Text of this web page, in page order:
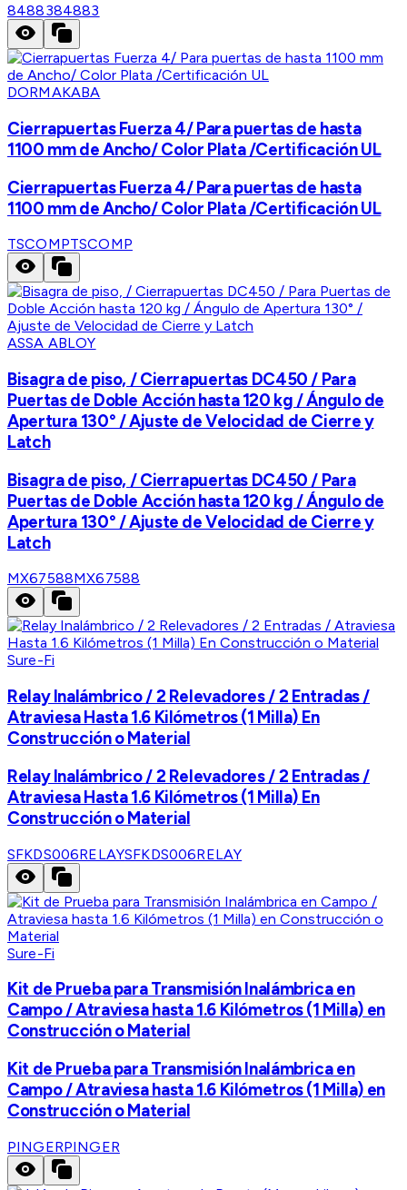
8488384883
DORMAKABA
Cierrapuertas Fuerza 4/ Para puertas de hasta
1100 mm de Ancho/ Color Plata /Certificación UL
Cierrapuertas Fuerza 4/ Para puertas de hasta
1100 mm de Ancho/ Color Plata /Certificación UL
TSCOMPTSCOMP
ASSA ABLOY
Bisagra de piso, / Cierrapuertas DC450 / Para
Puertas de Doble Acción hasta 120 kg / Ángulo de
Apertura 130° / Ajuste de Velocidad de Cierre y
Latch
Bisagra de piso, / Cierrapuertas DC450 / Para
Puertas de Doble Acción hasta 120 kg / Ángulo de
Apertura 130° / Ajuste de Velocidad de Cierre y
Latch
MX67588MX67588
Sure-Fi
Relay Inalámbrico / 2 Relevadores / 2 Entradas /
Atraviesa Hasta 1.6 Kilómetros (1 Milla) En
Construcción o Material
Relay Inalámbrico / 2 Relevadores / 2 Entradas /
Atraviesa Hasta 1.6 Kilómetros (1 Milla) En
Construcción o Material
SFKDS006RELAYSFKDS006RELAY
Sure-Fi
Kit de Prueba para Transmisión Inalámbrica en
Campo / Atraviesa hasta 1.6 Kilómetros (1 Milla) en
Construcción o Material
Kit de Prueba para Transmisión Inalámbrica en
Campo / Atraviesa hasta 1.6 Kilómetros (1 Milla) en
Construcción o Material
PINGERPINGER